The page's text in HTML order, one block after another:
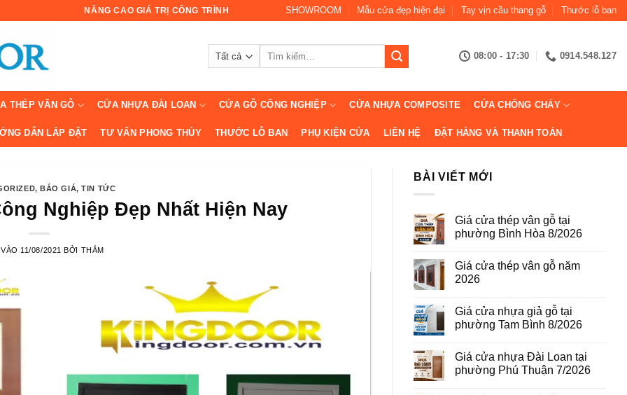
NÂNG CAO GIÁ TRỊ CÔNG TRÌNH SHOWROOM Mẫu cửa đẹp hiện đại Tay vịn cầu thang gỗ Thước lỗ ban
08:00 - 17:30 0914.548.127
THÉP VÂN GỖ CỬA NHỰA ĐÀI LOAN CỬA GỖ CÔNG NGHIỆP CỬA NHỰA COMPOSITE CỬA CHỐNG CHÁY
DẪN LẮP ĐẶT TƯ VẤN PHONG THỦY THƯỚC LỖ BAN PHỤ KIỆN CỬA LIÊN HỆ ĐẶT HÀNG VÀ THANH TOÁN
,BÁO GIÁ,TIN TỨC
Nghiệp Đẹp Nhất Hiện Nay
11/08/2021 BỞI THẮM
BÀI VIẾT MỚI
Giá cửa thép vân gỗ tại
phường Bình Hòa 8/2026
bình
luận
ở
thép
vân
gỗ
Bình
Hòa
8/2026
Giá cửa thép vân gỗ năm
2026
bình
luận
ở
thép
vân
gỗ
Giá cửa nhựa giả gỗ tại
phường Tam Bình 8/2026
bình
luận
ở
Giá cửa nhựa Đài Loan tại
phường Phú Thuận 7/2026